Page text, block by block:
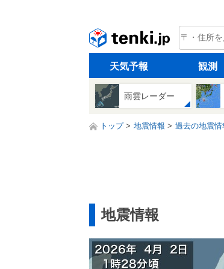
tenki.jp
天気予報 観測
雨雲レーダー
トップ 地震情報 過去の地震情
地震情報